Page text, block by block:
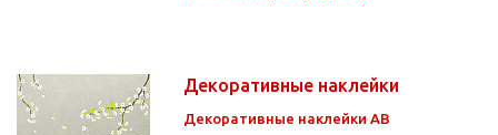
Декоративные наклейки
Декоративные наклейки АВ